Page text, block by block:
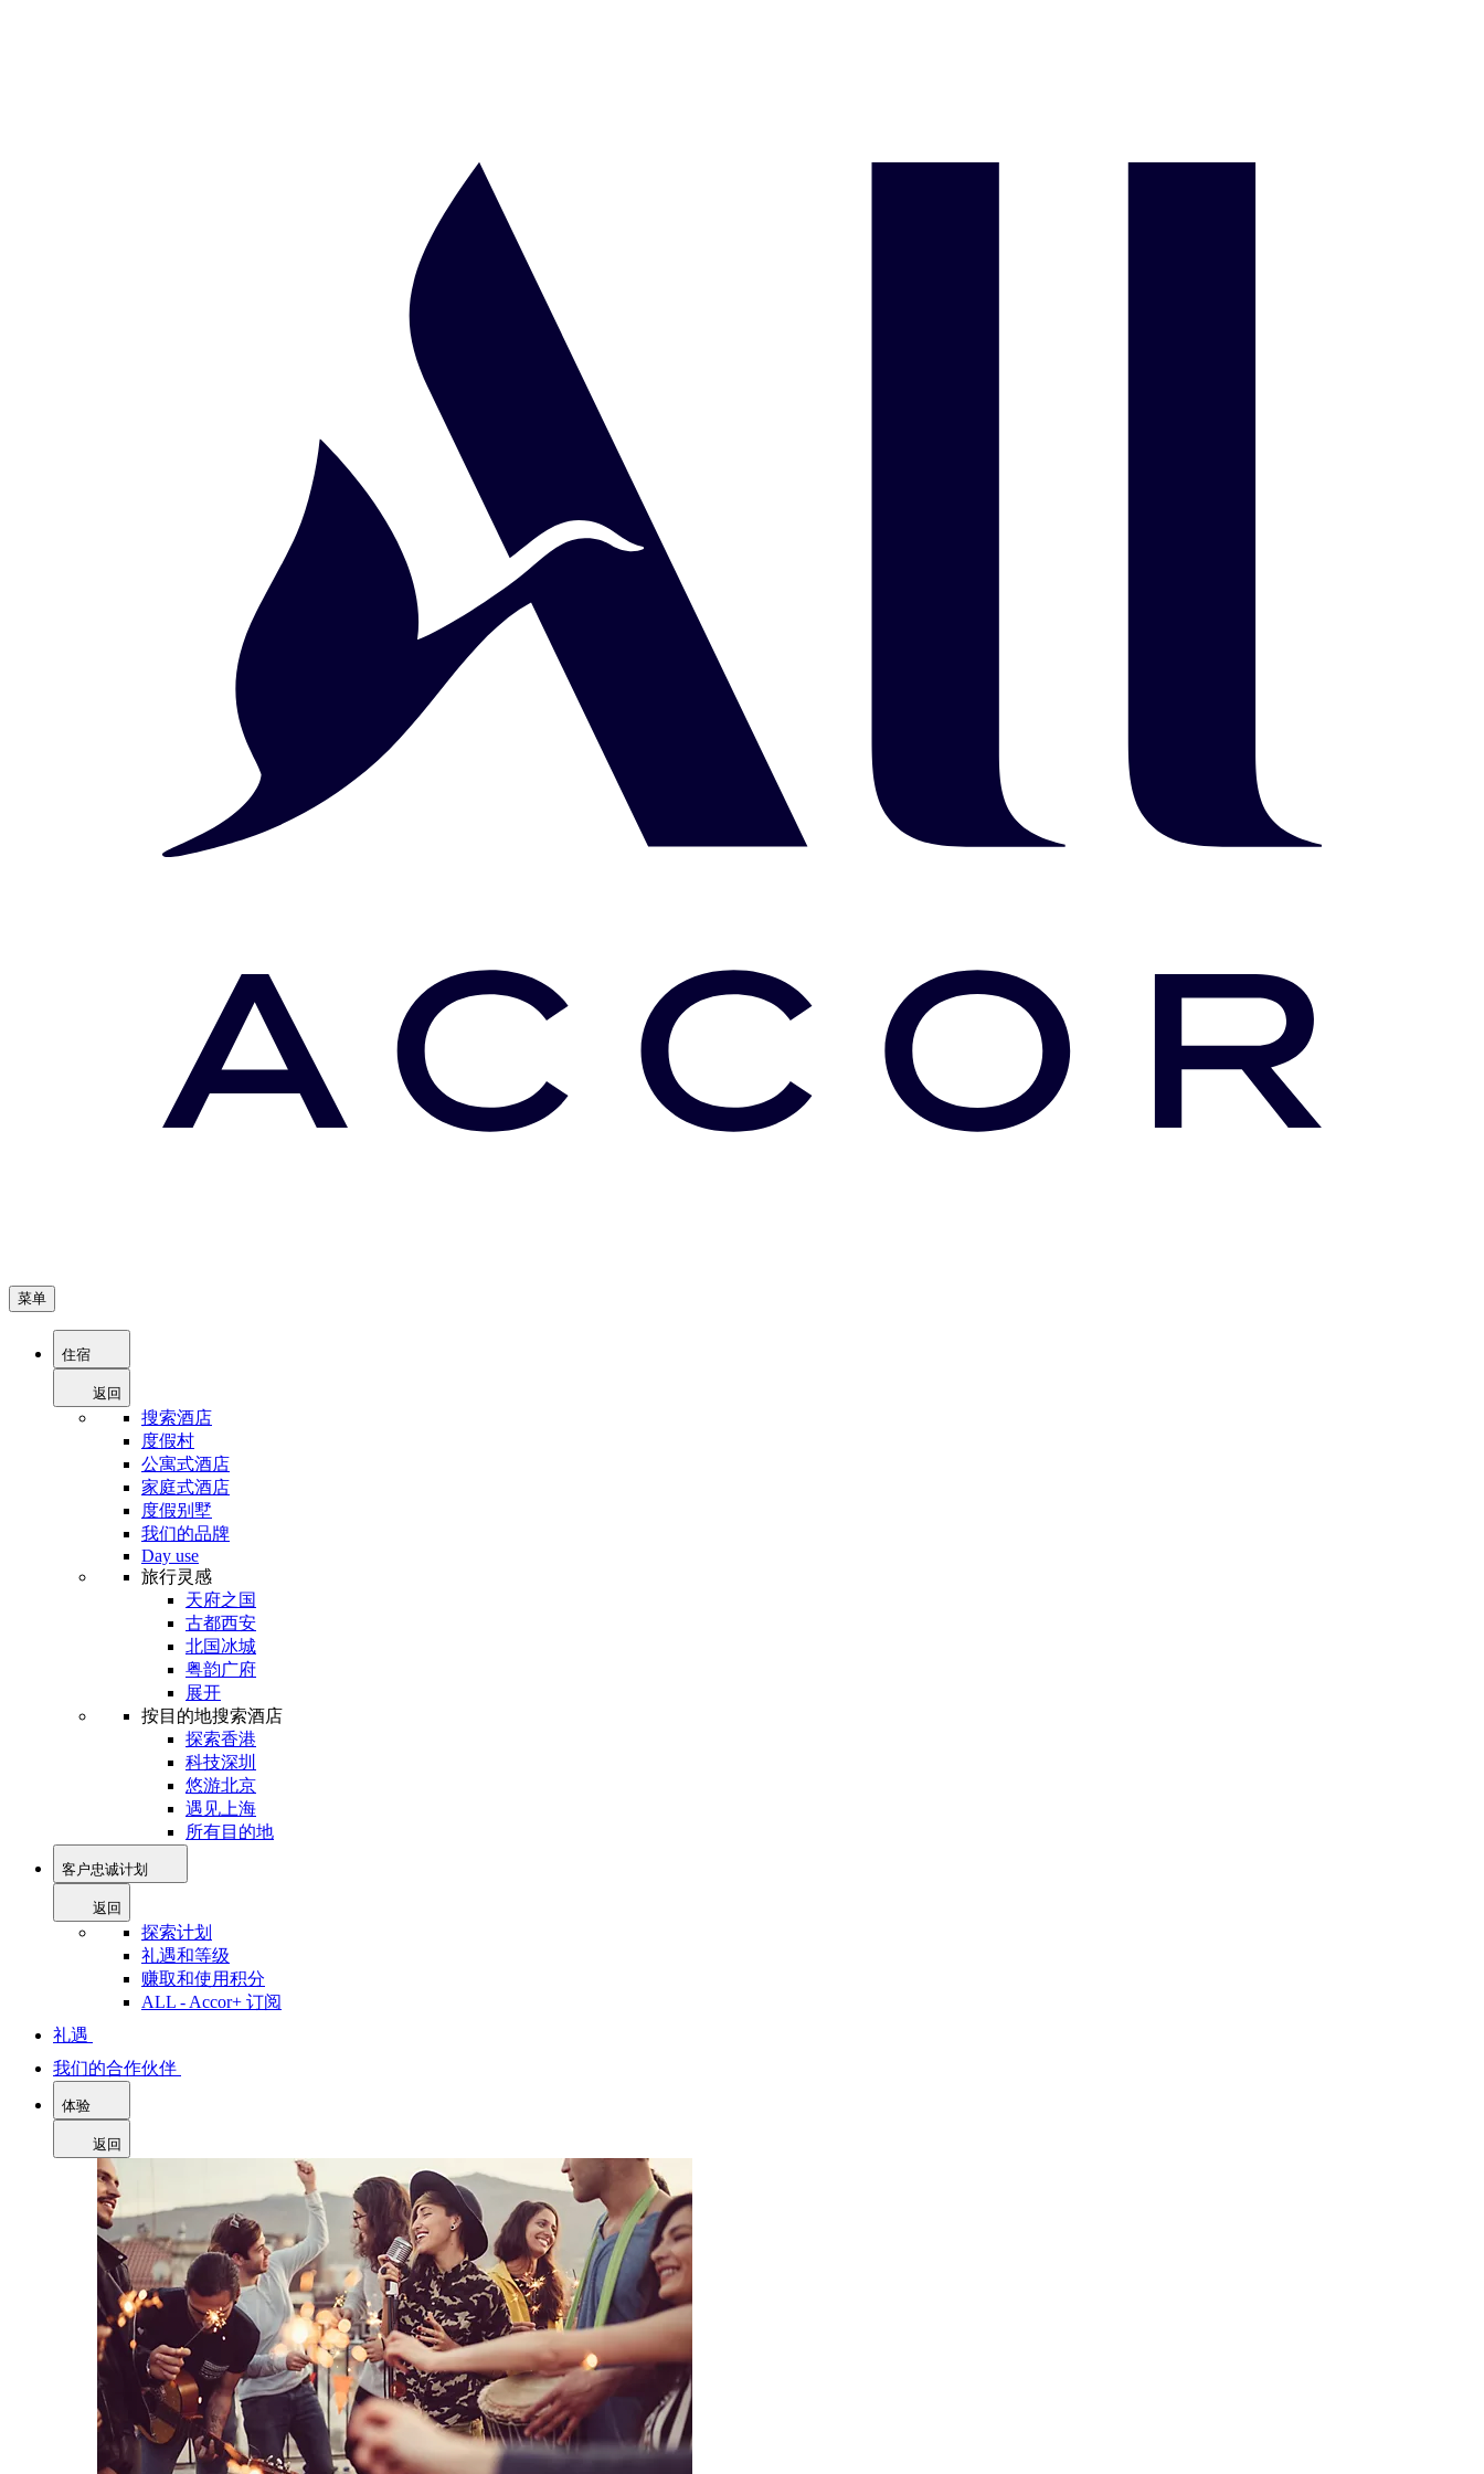
菜单
住宿
返回
搜索酒店
度假村
公寓式酒店
家庭式酒店
度假别墅
我们的品牌
Day use
旅行灵感
天府之国
古都西安
北国冰城
粤韵广府
展开
按目的地搜索酒店
探索香港
科技深圳
悠游北京
遇见上海
所有目的地
客户忠诚计划
返回
探索计划
礼遇和等级
赚取和使用积分
ALL - Accor+ 订阅
礼遇
我们的合作伙伴
体验
返回